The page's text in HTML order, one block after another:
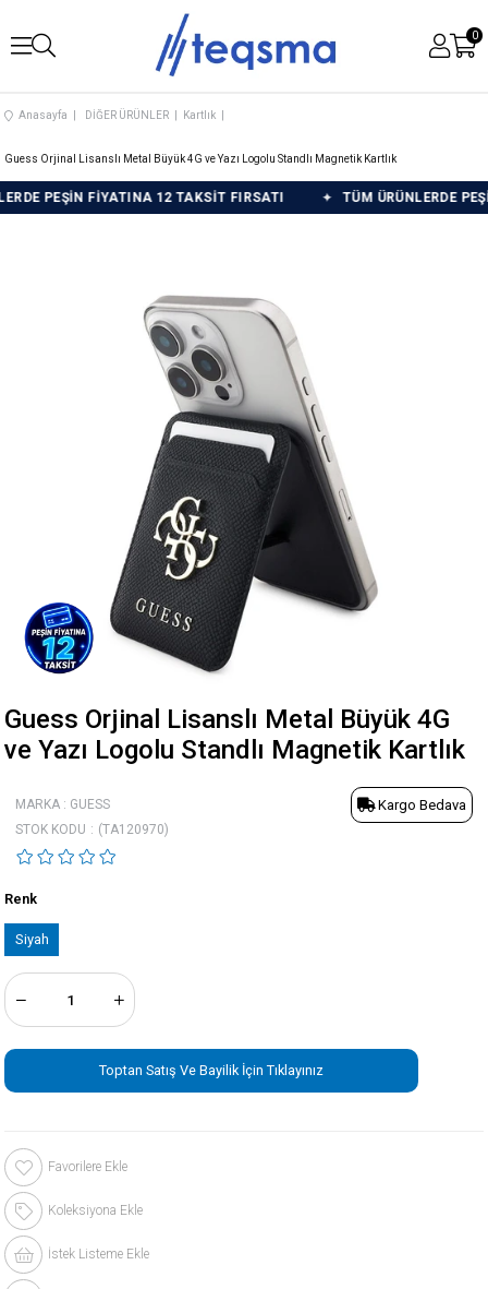
0
Anasayfa DİĞER ÜRÜNLER Kartlık
Guess Orjinal Lisanslı Metal Büyük 4G ve Yazı Logolu Standlı Magnetik Kartlık
PEŞİN FİYATINA 12 TAKSİT FIRSATI TÜM ÜRÜNLERDE PEŞİN
Guess Orjinal Lisanslı Metal Büyük 4G
ve Yazı Logolu Standlı Magnetik Kartlık
MARKA : GUESS
STOK KODU
(TA120970)
Kargo Bedava
Renk
Siyah
Toptan Satış Ve Bayilik İçin Tıklayınız
Favorilere Ekle
Koleksiyona Ekle
İstek Listeme Ekle